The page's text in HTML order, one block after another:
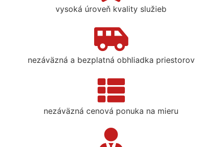
vysoká úroveň kvality služieb
nezáväzná a bezplatná obhliadka priestorov
nezáväzná cenová ponuka na mieru